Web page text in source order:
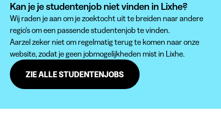
Kan je je studentenjob niet vinden in Lixhe?
Wij raden je aan om je zoektocht uit te breiden naar andere
regio's om een passende studentenjob te vinden.
Aarzel zeker niet om regelmatig terug te komen naar onze
website, zodat je geen jobmogelijkheden mist in Lixhe.
ZIE ALLE STUDENTENJOBS